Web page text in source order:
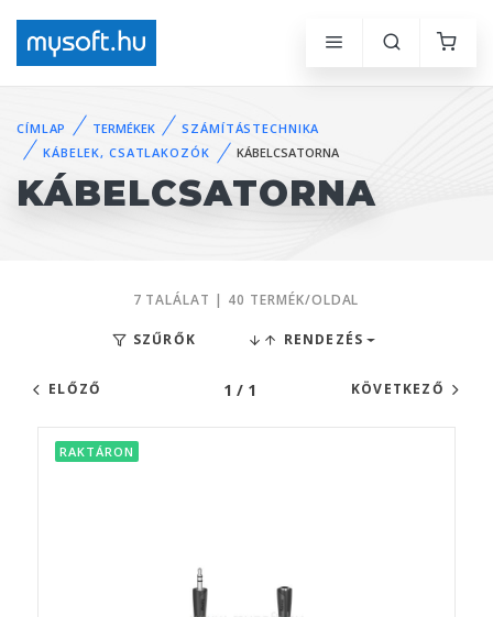
CÍMLAP TERMÉKEK
SZÁMÍTÁSTECHNIKA
KÁBELEK, CSATLAKOZÓK
KÁBELCSATORNA
KÁBELCSATORNA
7 TALÁLAT | 40 TERMÉK/OLDAL
SZŰRŐK RENDEZÉS
ELŐZŐ 1 / 1 KÖVETKEZŐ
RAKTÁRON